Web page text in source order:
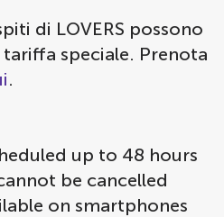
di LOVERS possono
speciale. Prenota
.
up to 48 hours
be cancelled
on smartphones